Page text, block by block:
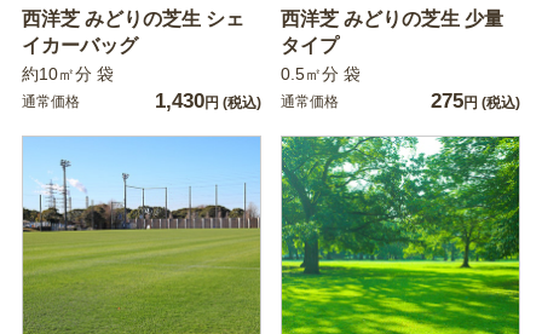
西洋芝 みどりの芝生 シェ
イカーバッグ
約10㎡分 袋
通常価格 1,430円 (税込)
西洋芝 みどりの芝生 少量
タイプ
0.5㎡分 袋
通常価格 275円 (税込)